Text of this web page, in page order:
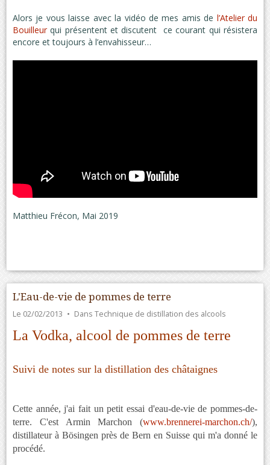
Alors je vous laisse avec la vidéo de mes amis de l’Atelier du
Bouilleurqui présentent et discutent ce courant qui résistera
encore et toujours à l’envahisseur…
Matthieu Frécon, Mai 2019
L'Eau-de-vie de pommes de terre
Le 02/02/2013 Dans Technique de distillation des alcools
La Vodka, alcool de pommes de terre
Suivi de notes sur la distillation des châtaignes
Cette année, j'ai fait un petit essai d'eau-de-vie de pommes-de-
terre. C'est Armin Marchon (www.brennerei-marchon.ch/),
distillateur à Bösingen près de Bern en Suisse qui m'a donné le
procédé.